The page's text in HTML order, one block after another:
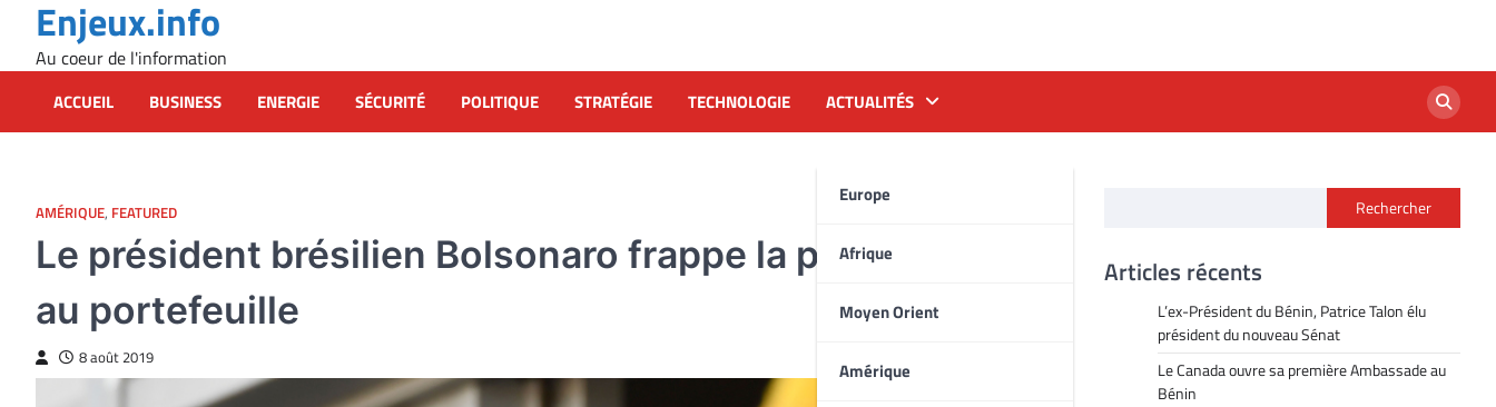
content
Enjeux.info
Au coeur de l'information
ACCUEIL BUSINESS ENERGIE SÉCURITÉ POLITIQUE STRATÉGIE TECHNOLOGIE ACTUALITÉS
Europe
Afrique
Moyen Orient
Amérique
AMÉRIQUE, FEATURED
Le président brésilien Bolsonaro frappe la presse écrite
au portefeuille
8 août 2019
Rechercher
Articles récents
L’ex-Président du Bénin, Patrice Talon élu
président du nouveau Sénat
Le Canada ouvre sa première Ambassade au
Bénin